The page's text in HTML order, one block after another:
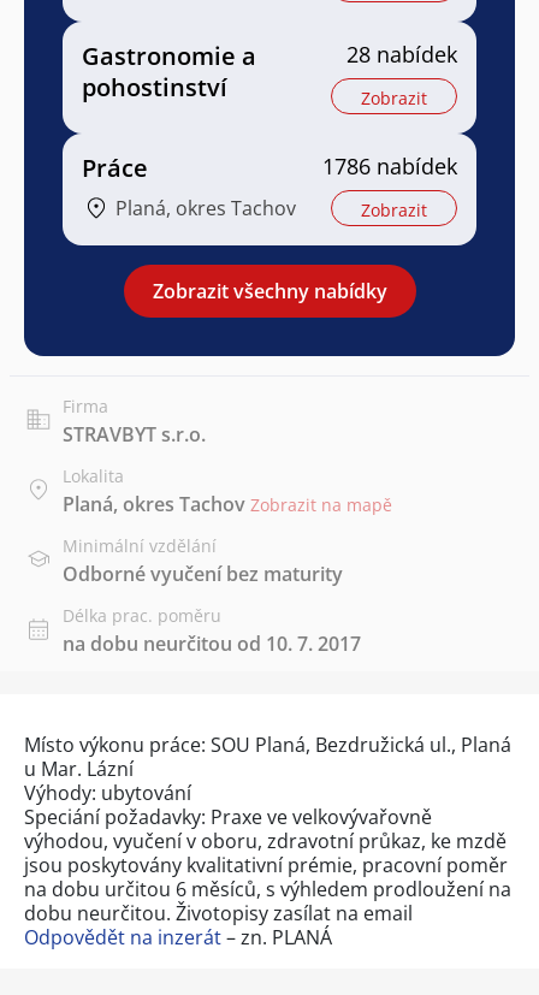
Gastronomie a
pohostinství
28 nabídek
Zobrazit
Práce
Planá, okres Tachov
1786 nabídek
Zobrazit
Zobrazit všechny nabídky
Firma
STRAVBYT s.r.o.
Lokalita
Planá, okres Tachov Zobrazit na mapě
Minimální vzdělání
Odborné vyučení bez maturity
Délka prac. poměru
na dobu neurčitou od 10. 7. 2017
Místo výkonu práce: SOU Planá, Bezdružická ul., Planá
u Mar. Lázní
Výhody: ubytování
Speciání požadavky: Praxe ve velkovývařovně
výhodou, vyučení v oboru, zdravotní průkaz, ke mzdě
jsou poskytovány kvalitativní prémie, pracovní poměr
na dobu určitou 6 měsíců, s výhledem prodloužení na
dobu neurčitou. Životopisy zasílat na email
Odpovědět na inzerát– zn. PLANÁ